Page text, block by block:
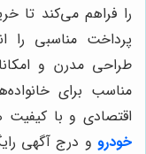
را فراهم می‌کند تا
پرداخت مناسبی را
طراحی مدرن و
مناسب برای
اقتصادی و با
خودرو و درج آگهی